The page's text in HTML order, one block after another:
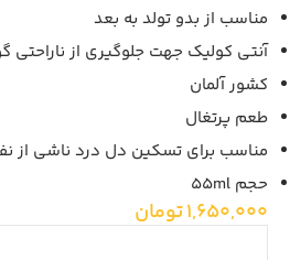
مناسب از بدو تولد به بعد
آنتی کولیک جهت جلوگیری از ناراحتی
کشور آلمان
طعم پرتغال
مناسب برای تسکین دل درد ناشی از
حجم 55ml
1,650,000تومان